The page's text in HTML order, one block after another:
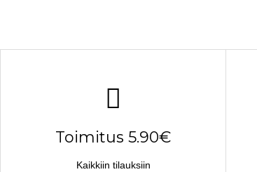
Toimitus 5.90€
Kaikkiin tilauksiin